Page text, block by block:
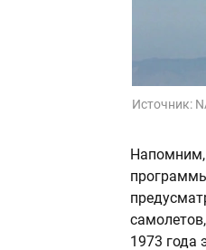
Источник:
1973 года